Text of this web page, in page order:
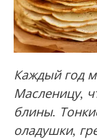
Каждый год
Масленицу,
блины.
оладушки,